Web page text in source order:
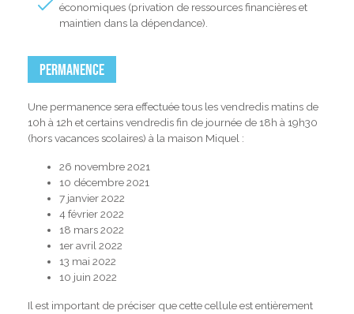
économiques (privation de ressources financières et
maintien dans la dépendance).
Permanence
Une permanence sera effectuée tous les vendredis matins de
10h à 12h et certains vendredis fin de journée de 18h à 19h30
(hors vacances scolaires) à la maison Miquel :
26 novembre 2021
10 décembre 2021
7 janvier 2022
4 février 2022
18 mars 2022
1er avril 2022
13 mai 2022
10 juin 2022
Il est important de préciser que cette cellule est entièrement